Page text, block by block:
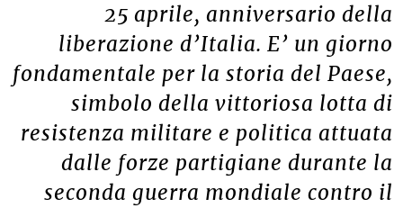
25 aprile, anniversario della
liberazione d’Italia. E’ un giorno
fondamentale per la storia del Paese,
simbolo della vittoriosa lotta di
resistenza militare e politica attuata
dalle forze partigiane durante la
seconda guerra mondiale contro il